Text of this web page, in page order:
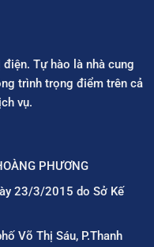
Tự hào là nhà cung
trình trọng điểm trên cả
vụ.
PHƯƠNG
23/3/2015 do Sở Kế
Võ Thị Sáu, P.Thanh